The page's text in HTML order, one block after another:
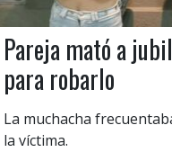
Pareja mató a
para robarlo
La muchacha
la víctima.